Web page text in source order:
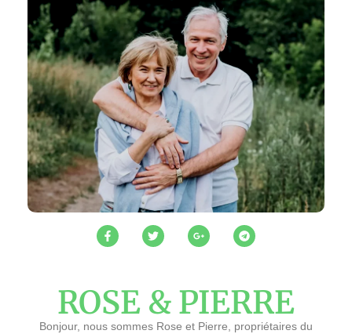
ROSE & PIERRE
Bonjour, nous sommes Rose et Pierre, propriétaires du